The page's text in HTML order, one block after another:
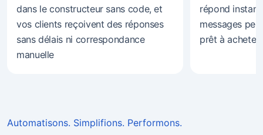
dans le constructeur sans code, et
vos clients reçoivent des réponses
sans délais ni correspondance
manuelle
répond
messages
prêt à acheter
Automatisons. Simplifions. Performons.